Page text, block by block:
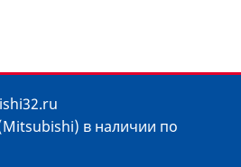
в наличии по